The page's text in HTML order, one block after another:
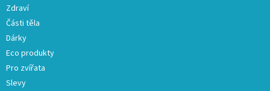
Zdraví
Části těla
Dárky
Eco produkty
Pro zvířata
Slevy